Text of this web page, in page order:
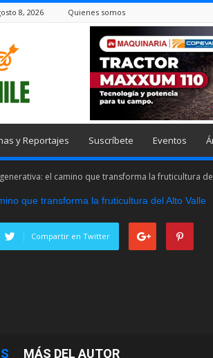
8, 2026 Quienes somos
y Reportajes Suscríbete Eventos
el camino que transforma la fruticultura
Compartir en Twitter
MÁS DEL AUTOR